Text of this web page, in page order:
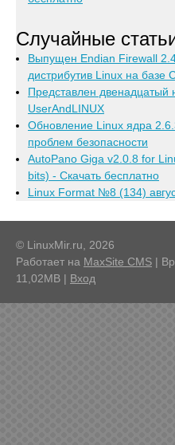
Случайные
Выпущен Endian Firewall
дистрибутив Linux на базе
Представлен двенадцатый
UserAndLINUX
Обновление Linux ядра
проблем безопасности
AutoPano Giga v2.0.8 for
bits) - Скачать бесплатно
Linux Format №8 (134)
© LinuxMir.ru, 2026
Работает на MaxSite CMS |
11,02MB | Вход